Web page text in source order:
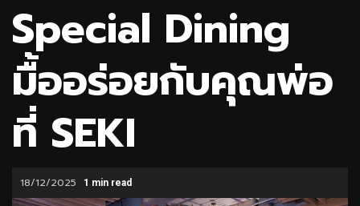
Special Dining
มื้ออร่อยกับคุณพ่อ
ที่ SEKI
18/12/2025 1 min read